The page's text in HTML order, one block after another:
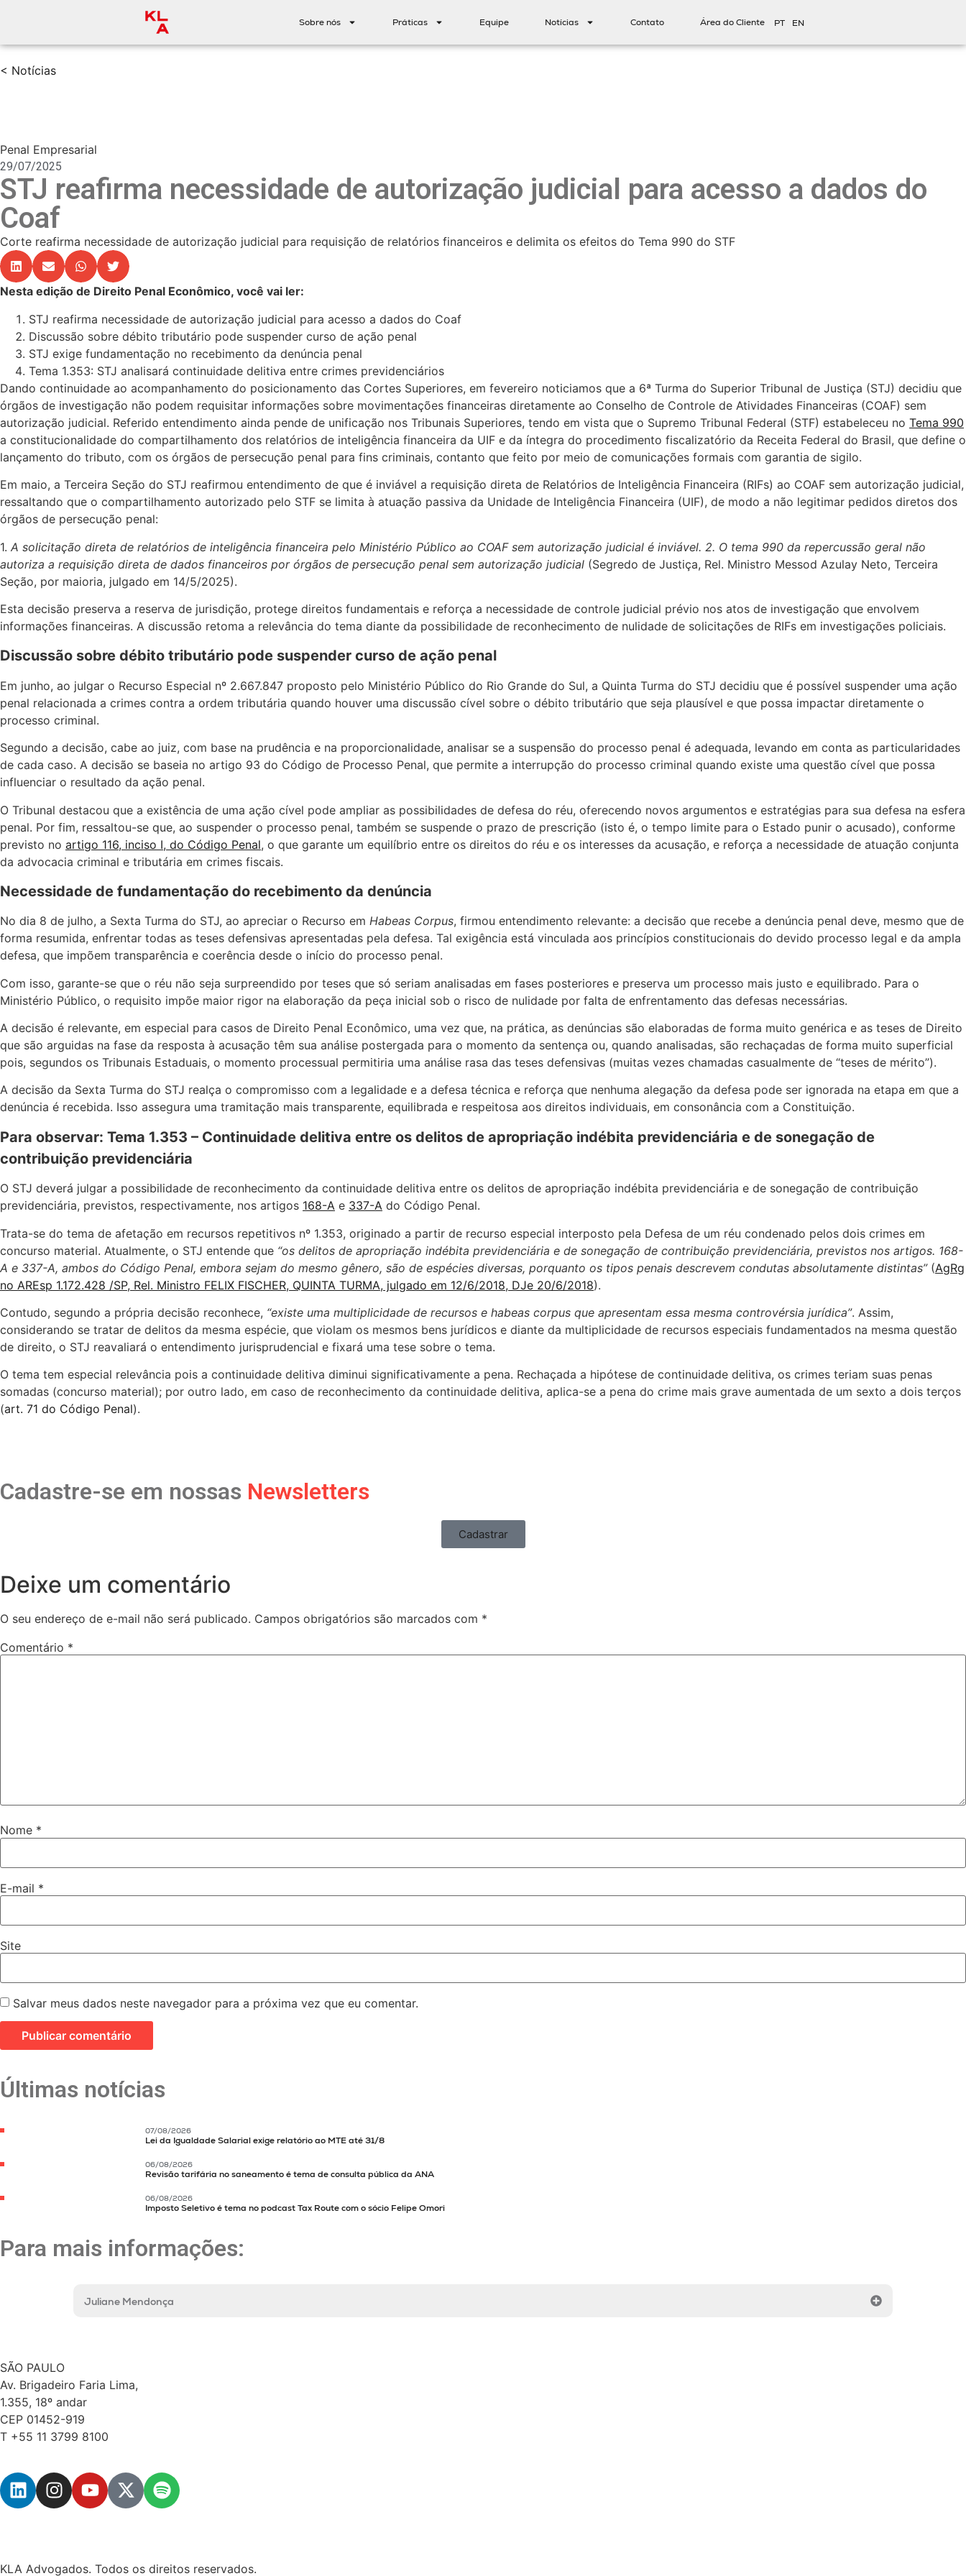
Sobre nós Práticas Equipe Notícias Contato Área do Cliente PT EN
< Notícias
Penal Empresarial
29/07/2025
STJ reafirma necessidade de autorização judicial para acesso a dados do
Coaf
Corte reafirma necessidade de autorização judicial para requisição de relatórios financeiros e delimita os efeitos do Tema 990 do STF
Nesta edição de Direito Penal Econômico, você vai ler:
STJ reafirma necessidade de autorização judicial para acesso a dados do Coaf
Discussão sobre débito tributário pode suspender curso de ação penal
STJ exige fundamentação no recebimento da denúncia penal
Tema 1.353: STJ analisará continuidade delitiva entre crimes previdenciários
Dando continuidade ao acompanhamento do posicionamento das Cortes Superiores, em fevereiro noticiamos que a 6ª Turma do Superior Tribunal de Justiça (STJ) decidiu que
órgãos de investigação não podem requisitar informações sobre movimentações financeiras diretamente ao Conselho de Controle de Atividades Financeiras (COAF) sem
autorização judicial. Referido entendimento ainda pende de unificação nos Tribunais Superiores, tendo em vista que o Supremo Tribunal Federal (STF) estabeleceu no Tema 990
a constitucionalidade do compartilhamento dos relatórios de inteligência financeira da UIF e da íntegra do procedimento fiscalizatório da Receita Federal do Brasil, que define o
lançamento do tributo, com os órgãos de persecução penal para fins criminais, contanto que feito por meio de comunicações formais com garantia de sigilo.
Em maio, a Terceira Seção do STJ reafirmou entendimento de que é inviável a requisição direta de Relatórios de Inteligência Financeira (RIFs) ao COAF sem autorização judicial,
ressaltando que o compartilhamento autorizado pelo STF se limita à atuação passiva da Unidade de Inteligência Financeira (UIF), de modo a não legitimar pedidos diretos dos
órgãos de persecução penal:
1. A solicitação direta de relatórios de inteligência financeira pelo Ministério Público ao COAF sem autorização judicial é inviável. 2. O tema 990 da repercussão geral não
autoriza a requisição direta de dados financeiros por órgãos de persecução penal sem autorização judicial (Segredo de Justiça, Rel. Ministro Messod Azulay Neto, Terceira
Seção, por maioria, julgado em 14/5/2025).
Esta decisão preserva a reserva de jurisdição, protege direitos fundamentais e reforça a necessidade de controle judicial prévio nos atos de investigação que envolvem
informações financeiras. A discussão retoma a relevância do tema diante da possibilidade de reconhecimento de nulidade de solicitações de RIFs em investigações policiais.
Discussão sobre débito tributário pode suspender curso de ação penal
Em junho, ao julgar o Recurso Especial nº 2.667.847 proposto pelo Ministério Público do Rio Grande do Sul, a Quinta Turma do STJ decidiu que é possível suspender uma ação
penal relacionada a crimes contra a ordem tributária quando houver uma discussão cível sobre o débito tributário que seja plausível e que possa impactar diretamente o
processo criminal.
Segundo a decisão, cabe ao juiz, com base na prudência e na proporcionalidade, analisar se a suspensão do processo penal é adequada, levando em conta as particularidades
de cada caso. A decisão se baseia no artigo 93 do Código de Processo Penal, que permite a interrupção do processo criminal quando existe uma questão cível que possa
influenciar o resultado da ação penal.
O Tribunal destacou que a existência de uma ação cível pode ampliar as possibilidades de defesa do réu, oferecendo novos argumentos e estratégias para sua defesa na esfera
penal. Por fim, ressaltou-se que, ao suspender o processo penal, também se suspende o prazo de prescrição (isto é, o tempo limite para o Estado punir o acusado), conforme
previsto no artigo 116, inciso I, do Código Penal, o que garante um equilíbrio entre os direitos do réu e os interesses da acusação, e reforça a necessidade de atuação conjunta
da advocacia criminal e tributária em crimes fiscais.
Necessidade de fundamentação do recebimento da denúncia
No dia 8 de julho, a Sexta Turma do STJ, ao apreciar o Recurso em Habeas Corpus, firmou entendimento relevante: a decisão que recebe a denúncia penal deve, mesmo que de
forma resumida, enfrentar todas as teses defensivas apresentadas pela defesa. Tal exigência está vinculada aos princípios constitucionais do devido processo legal e da ampla
defesa, que impõem transparência e coerência desde o início do processo penal.
Com isso, garante-se que o réu não seja surpreendido por teses que só seriam analisadas em fases posteriores e preserva um processo mais justo e equilibrado. Para o
Ministério Público, o requisito impõe maior rigor na elaboração da peça inicial sob o risco de nulidade por falta de enfrentamento das defesas necessárias.
A decisão é relevante, em especial para casos de Direito Penal Econômico, uma vez que, na prática, as denúncias são elaboradas de forma muito genérica e as teses de Direito
que são arguidas na fase da resposta à acusação têm sua análise postergada para o momento da sentença ou, quando analisadas, são rechaçadas de forma muito superficial
pois, segundos os Tribunais Estaduais, o momento processual permitiria uma análise rasa das teses defensivas (muitas vezes chamadas casualmente de “teses de mérito”).
A decisão da Sexta Turma do STJ realça o compromisso com a legalidade e a defesa técnica e reforça que nenhuma alegação da defesa pode ser ignorada na etapa em que a
denúncia é recebida. Isso assegura uma tramitação mais transparente, equilibrada e respeitosa aos direitos individuais, em consonância com a Constituição.
Para observar: Tema 1.353 – Continuidade delitiva entre os delitos de apropriação indébita previdenciária e de sonegação de
contribuição previdenciária
O STJ deverá julgar a possibilidade de reconhecimento da continuidade delitiva entre os delitos de apropriação indébita previdenciária e de sonegação de contribuição
previdenciária, previstos, respectivamente, nos artigos 168-A e 337-A do Código Penal.
Trata-se do tema de afetação em recursos repetitivos nº 1.353, originado a partir de recurso especial interposto pela Defesa de um réu condenado pelos dois crimes em
concurso material. Atualmente, o STJ entende que “os delitos de apropriação indébita previdenciária e de sonegação de contribuição previdenciária, previstos nos artigos. 168-
A e 337-A, ambos do Código Penal, embora sejam do mesmo gênero, são de espécies diversas, porquanto os tipos penais descrevem condutas absolutamente distintas”(AgRg
no AREsp 1.172.428 /SP, Rel. Ministro FELIX FISCHER, QUINTA TURMA, julgado em 12/6/2018, DJe 20/6/2018).
Contudo, segundo a própria decisão reconhece, “existe uma multiplicidade de recursos e habeas corpus que apresentam essa mesma controvérsia jurídica”. Assim,
considerando se tratar de delitos da mesma espécie, que violam os mesmos bens jurídicos e diante da multiplicidade de recursos especiais fundamentados na mesma questão
de direito, o STJ reavaliará o entendimento jurisprudencial e fixará uma tese sobre o tema.
O tema tem especial relevância pois a continuidade delitiva diminui significativamente a pena. Rechaçada a hipótese de continuidade delitiva, os crimes teriam suas penas
somadas (concurso material); por outro lado, em caso de reconhecimento da continuidade delitiva, aplica-se a pena do crime mais grave aumentada de um sexto a dois terços
(art. 71 do Código Penal).
Cadastre-se em nossas Newsletters
Cadastrar
Deixe um comentário
O seu endereço de e-mail não será publicado. Campos obrigatórios são marcados com *
Comentário *
Nome *
E-mail *
Site
Salvar meus dados neste navegador para a próxima vez que eu comentar.
Últimas notícias
07/08/2026
Lei da Igualdade Salarial exige relatório ao MTE até 31/8
06/08/2026
Revisão tarifária no saneamento é tema de consulta pública da ANA
06/08/2026
Imposto Seletivo é tema no podcast Tax Route com o sócio Felipe Omori
Para mais informações:
Juliane Mendonça
SÃO PAULO
Av. Brigadeiro Faria Lima,
1.355, 18º andar
CEP 01452-919
T +55 11 3799 8100
KLA Advogados. Todos os direitos reservados.